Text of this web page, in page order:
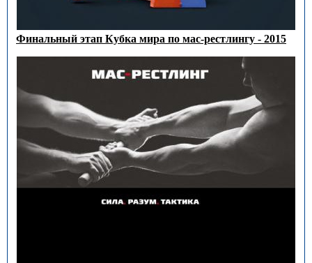
Финальный этап Кубка мира по мас-рестлингу - 2015